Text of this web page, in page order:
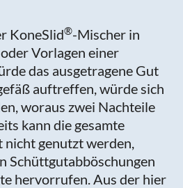
KoneSlid®-Mischer in
Vorlagen einer
das ausgetragene Gut
auftreffen, würde sich
woraus zwei Nachteile
kann die gesamte
genutzt werden,
Schüttgutabböschungen
hervorrufen. Aus der hier